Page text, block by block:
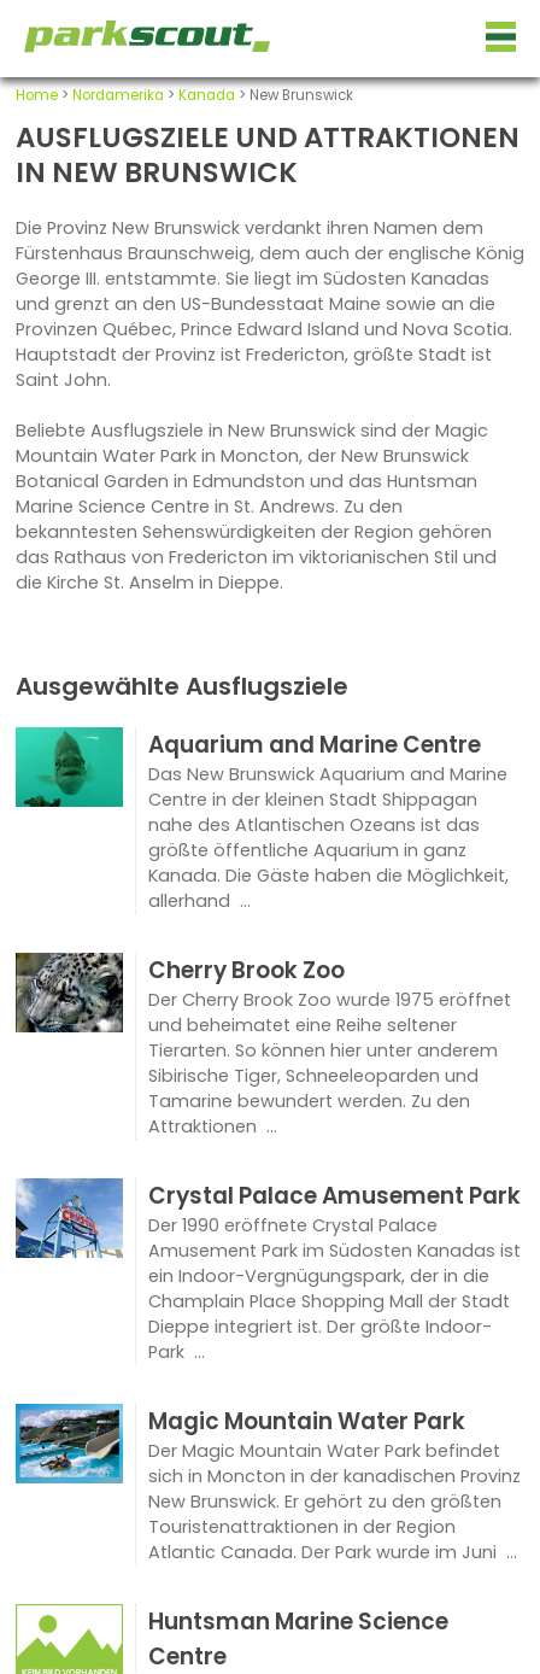
Home> Nordamerika > Kanada > New Brunswick
AUSFLUGSZIELE UND ATTRAKTIONEN
IN NEW BRUNSWICK
Die Provinz New Brunswick verdankt ihren Namen dem
Fürstenhaus Braunschweig, dem auch der englische König
George III. entstammte. Sie liegt im Südosten Kanadas
und grenzt an den US-Bundesstaat Maine sowie an die
Provinzen Québec, Prince Edward Island und Nova Scotia.
Hauptstadt der Provinz ist Fredericton, größte Stadt ist
Saint John.
Beliebte Ausflugsziele in New Brunswick sind der Magic
Mountain Water Park in Moncton, der New Brunswick
Botanical Garden in Edmundston und das Huntsman
Marine Science Centre in St. Andrews. Zu den
bekanntesten Sehenswürdigkeiten der Region gehören
das Rathaus von Fredericton im viktorianischen Stil und
die Kirche St. Anselm in Dieppe.
Ausgewählte Ausflugsziele
Aquarium and Marine Centre
Das New Brunswick Aquarium and Marine
Centre in der kleinen Stadt Shippagan
nahe des Atlantischen Ozeans ist das
größte öffentliche Aquarium in ganz
Kanada. Die Gäste haben die Möglichkeit,
allerhand ...
Cherry Brook Zoo
Der Cherry Brook Zoo wurde 1975 eröffnet
und beheimatet eine Reihe seltener
Tierarten. So können hier unter anderem
Sibirische Tiger, Schneeleoparden und
Tamarine bewundert werden. Zu den
Attraktionen ...
Crystal Palace Amusement Park
Der 1990 eröffnete Crystal Palace
Amusement Park im Südosten Kanadas ist
ein Indoor-Vergnügungspark, der in die
Champlain Place Shopping Mall der Stadt
Dieppe integriert ist. Der größte Indoor-
Park ...
Magic Mountain Water Park
Der Magic Mountain Water Park befindet
sich in Moncton in der kanadischen Provinz
New Brunswick. Er gehört zu den größten
Touristenattraktionen in der Region
Atlantic Canada. Der Park wurde im Juni ...
Huntsman Marine Science
Centre